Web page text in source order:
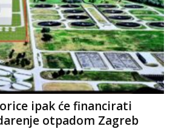
ipak će financirati
otpadom Zagreb